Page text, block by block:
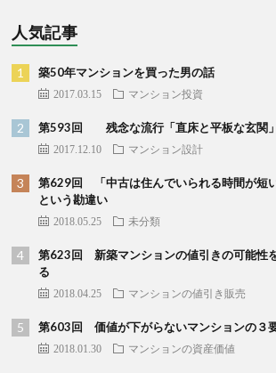
人気記事
築50年マンションを買った男の話
2017.03.15 マンション投資
第593回 残念な流行「直床と平板な玄関」
2017.12.10 マンション設計
第629回 「中古は住んでいられる時間が短い
という勘違い
2018.05.25 未分類
第623回 新築マンションの値引きの可能性
る
2018.04.25 マンションの値引き販売
第603回 価値が下がらないマンションの３
2018.01.30 マンションの資産価値